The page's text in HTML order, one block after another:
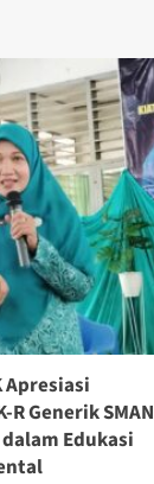
Apresiasi
R Generik SMAN
Edukasi